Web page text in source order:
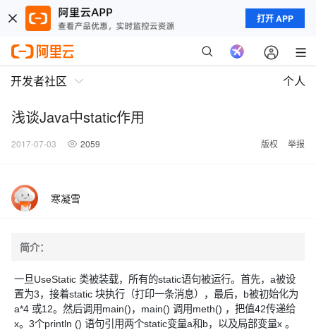
打开 APP
开发者社区 个人
浅谈Java中static作用
2017-07-03 2059 版权 举报
寒凝雪
简介：
一旦UseStatic 类被装载，所有的static语句被运行。首先，a被设
置为3，接着static 块执行（打印一条消息），最后，b被初始化为
a*4 或12。然后调用main()，main() 调用meth() ，把值42传递给
x。3个println () 语句引用两个static变量a和b，以及局部变量x 。